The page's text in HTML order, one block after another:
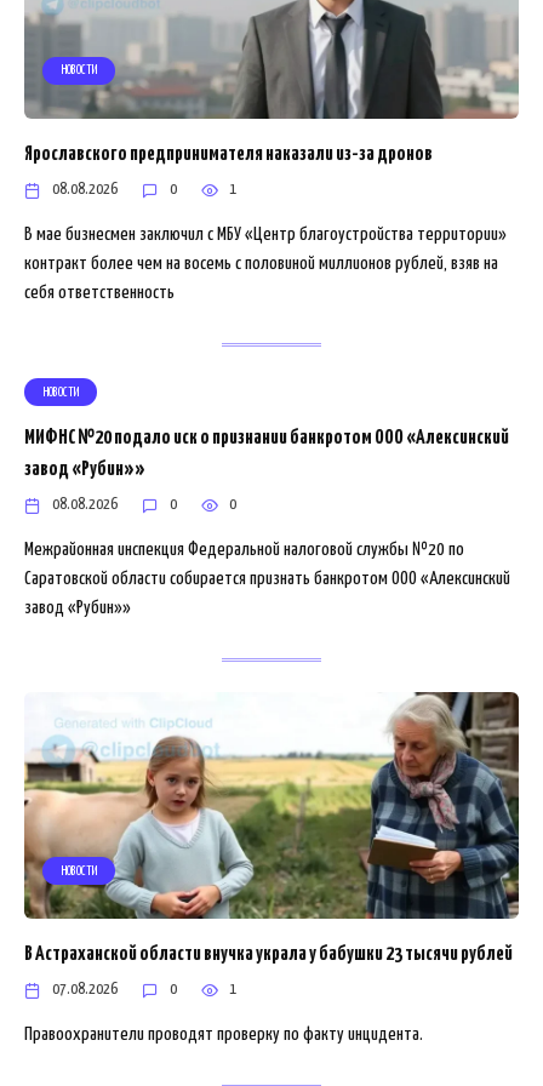
НОВОСТИ
Ярославского предпринимателя наказали из-за дронов
08.08.2026 0 1
В мае бизнесмен заключил с МБУ «Центр благоустройства территории»
контракт более чем на восемь с половиной миллионов рублей, взяв на
себя ответственность
НОВОСТИ
МИФНС №20 подало иск о признании банкротом ООО «Алексинский
завод «Рубин»»
08.08.2026 0 0
Межрайонная инспекция Федеральной налоговой службы №20 по
Саратовской области собирается признать банкротом ООО «Алексинский
завод «Рубин»»
НОВОСТИ
В Астраханской области внучка украла у бабушки 23 тысячи рублей
07.08.2026 0 1
Правоохранители проводят проверку по факту инцидента.